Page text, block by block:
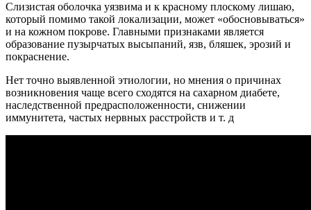
Слизистая оболочка уязвима и к красному плоскому лишаю,
который помимо такой локализации, может «обосновываться»
и на кожном покрове. Главными признаками является
образование пузырчатых высыпаний, язв, бляшек, эрозий и
покраснение.
Нет точно выявленной этиологии, но мнения о причинах
возникновения чаще всего сходятся на сахарном диабете,
наследственной предрасположенности, снижении
иммунитета, частых нервных расстройств и т. д